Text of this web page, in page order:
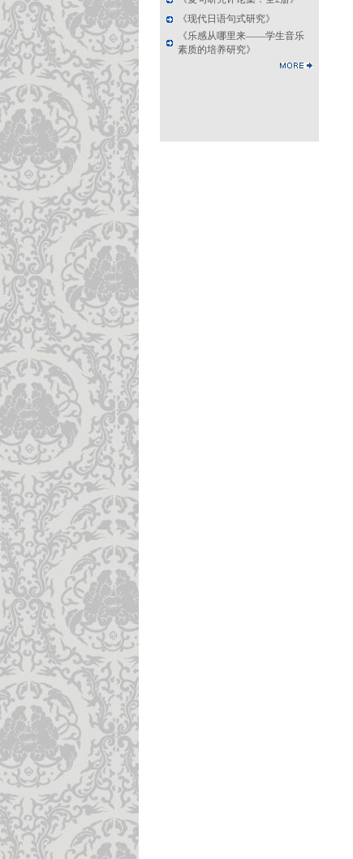
《现代日语句式研究》
《乐感从哪里来——学生音乐
素质的培养研究》